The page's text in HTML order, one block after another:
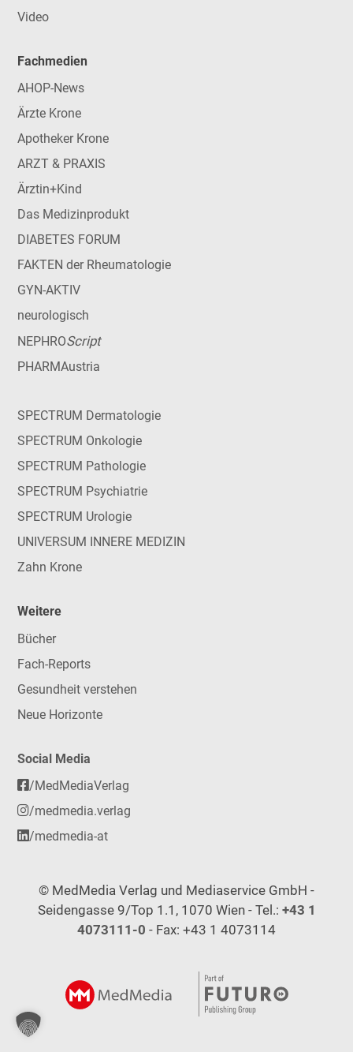
Video
Fachmedien
AHOP-News
Ärzte Krone
Apotheker Krone
ARZT & PRAXIS
Ärztin+Kind
Das Medizinprodukt
DIABETES FORUM
FAKTEN der Rheumatologie
GYN-AKTIV
neurologisch
NEPHROScript
PHARMAustria
SPECTRUM Dermatologie
SPECTRUM Onkologie
SPECTRUM Pathologie
SPECTRUM Psychiatrie
SPECTRUM Urologie
UNIVERSUM INNERE MEDIZIN
Zahn Krone
Weitere
Bücher
Fach-Reports
Gesundheit verstehen
Neue Horizonte
Social Media
/MedMediaVerlag
/medmedia.verlag
/medmedia-at
© MedMedia Verlag und Mediaservice GmbH -
Seidengasse 9/Top 1.1, 1070 Wien - Tel.: +43 1
4073111-0 - Fax: +43 1 4073114